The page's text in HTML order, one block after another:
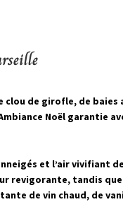
de girofle, de baies
Noël garantie
et l’air vivifiant
revigorante, tandis
de vin chaud, de